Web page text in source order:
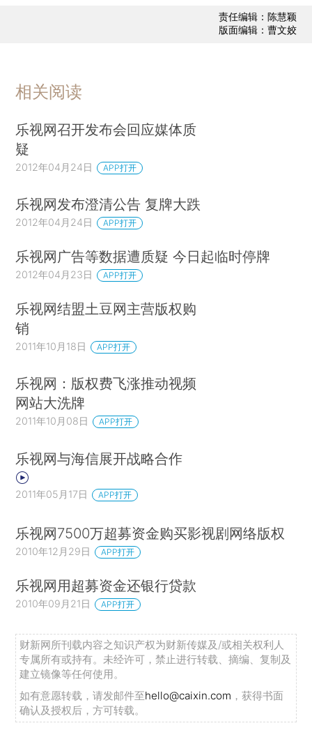
责任编辑：陈慧颖
版面编辑：曹文姣
相关阅读
乐视网召开发布会回应媒体质
疑
2012年04月24日 APP打开
乐视网发布澄清公告 复牌大跌
2012年04月24日 APP打开
乐视网广告等数据遭质疑 今日起临时停牌
2012年04月23日 APP打开
乐视网结盟土豆网主营版权购
销
2011年10月18日 APP打开
乐视网：版权费飞涨推动视频
网站大洗牌
2011年10月08日 APP打开
乐视网与海信展开战略合作
2011年05月17日 APP打开
乐视网7500万超募资金购买影视剧网络版权
2010年12月29日 APP打开
乐视网用超募资金还银行贷款
2010年09月21日 APP打开
财新网所刊载内容之知识产权为财新传媒及/或相关权利人
专属所有或持有。未经许可，禁止进行转载、摘编、复制及
建立镜像等任何使用。
如有意愿转载，请发邮件至hello@caixin.com ，获得书面
确认及授权后，方可转载。